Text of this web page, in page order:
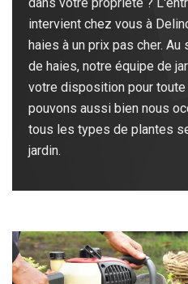
intervient chez vous à
haies à un prix pas cher.
de haies, notre équipe de
votre disposition pour toute
pouvons aussi bien nous
tous les types de plantes
jardin.